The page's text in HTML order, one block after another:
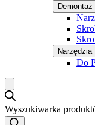
Demontaż
Narzędzia
Do
Wyszukiwarka